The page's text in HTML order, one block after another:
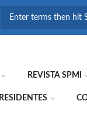
REVISTA SPMI
RESIDENTES